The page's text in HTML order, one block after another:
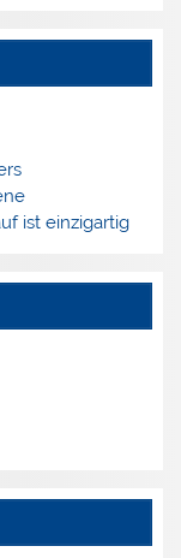
ist einzigartig